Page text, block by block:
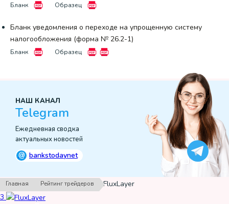
Бланк Образец
Бланк уведомления о переходе на упрощенную систему
налогообложения (форма № 26.2-1)
Бланк Образец
НАШ КАНАЛ
Telegram
Ежедневная сводка
актуальных новостей
@ bankstodaynet
Главная Рейтинг трейдеров ›FluxLayer
3